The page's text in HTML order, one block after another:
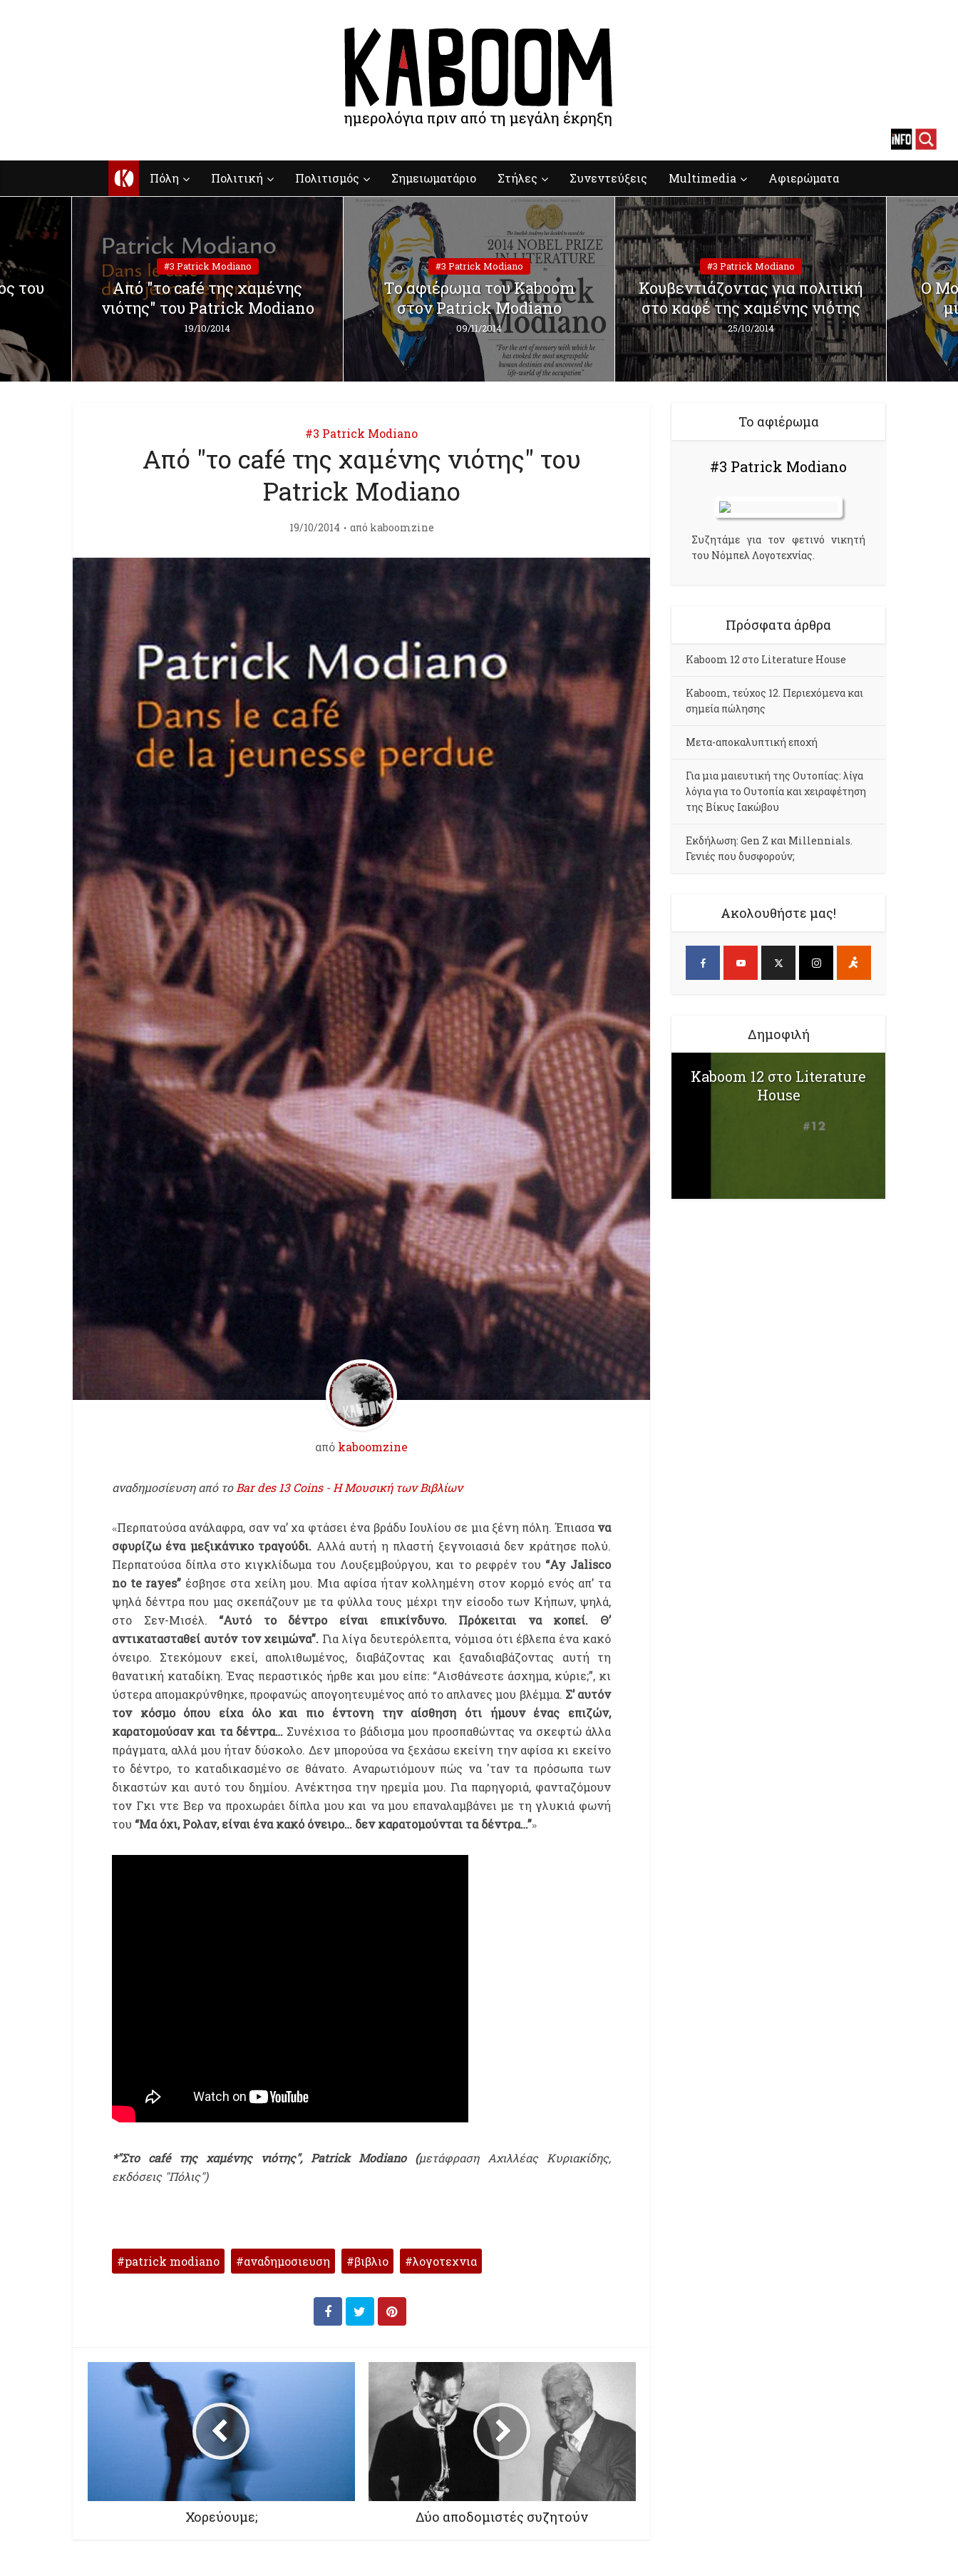
Κ Πόλη Πολιτική Πολιτισμός Σημειωματάριο Στήλες Συνεντεύξεις Multimedia Αφιερώματα
του
#3 Patrick Modiano
Από "το café της χαμένης
νιότης" του Patrick Modiano
19/10/2014
#3 Patrick Modiano
To αφιέρωμα του Kaboom
στον Patrick Modiano
09/11/2014
#3 Patrick Modiano
Κουβεντιάζοντας για πολιτική
στο καφέ της χαμένης νιότης
25/10/2014
Ο
#3 Patrick Modiano
Από "το café της χαμένης νιότης" του
Patrick Modiano
19/10/2014 από kaboomzine
από kaboomzine
αναδημοσίευση από το Bar des 13 Coins - H Μουσική των Βιβλίων
«Περπατούσα ανάλαφρα, σαν να’ χα φτάσει ένα βράδυ Ιουλίου σε μια ξένη πόλη. Έπιασα να
σφυρίζω ένα μεξικάνικο τραγούδι. Αλλά αυτή η πλαστή ξεγνοιασιά δεν κράτησε πολύ.
Περπατούσα δίπλα στο κιγκλίδωμα του Λουξεμβούργου, και το ρεφρέν του “Ay Jalisco
no te rayes” έσβησε στα χείλη μου. Μια αφίσα ήταν κολλημένη στον κορμό ενός απ’ τα
ψηλά δέντρα που μας σκεπάζουν με τα φύλλα τους μέχρι την είσοδο των Κήπων, ψηλά,
στο Σεν-Μισέλ. “Αυτό το δέντρο είναι επικίνδυνο. Πρόκειται να κοπεί. Θ’
αντικατασταθεί αυτόν τον χειμώνα”. Για λίγα δευτερόλεπτα, νόμισα ότι έβλεπα ένα κακό
όνειρο. Στεκόμουν εκεί, απολιθωμένος, διαβάζοντας και ξαναδιαβάζοντας αυτή τη
θανατική καταδίκη. Ένας περαστικός ήρθε και μου είπε: “Αισθάνεστε άσχημα, κύριε;”, κι
ύστερα απομακρύνθηκε, προφανώς απογοητευμένος από το απλανες μου βλέμμα. Σ’ αυτόν
τον κόσμο όπου είχα όλο και πιο έντονη την αίσθηση ότι ήμουν ένας επιζών,
καρατομούσαν και τα δέντρα…Συνέχισα το βάδισμα μου προσπαθώντας να σκεφτώ άλλα
πράγματα, αλλά μου ήταν δύσκολο. Δεν μπορούσα να ξεχάσω εκείνη την αφίσα κι εκείνο
το δέντρο, το καταδικασμένο σε θάνατο. Αναρωτιόμουν πώς να 'ταν τα πρόσωπα των
δικαστών και αυτό του δημίου. Ανέκτησα την ηρεμία μου. Για παρηγοριά, φανταζόμουν
τον Γκι ντε Βερ να προχωράει δίπλα μου και να μου επαναλαμβάνει με τη γλυκιά φωνή
του “Μα όχι, Ρολαν, είναι ένα κακό όνειρο… δεν καρατομούνται τα δέντρα…”»
*"Στο café της χαμένης νιότης", Patrick Modiano (μετάφραση Αχιλλέας Κυριακίδης,
εκδόσεις "Πόλις")
patrick modiano αναδημοσιευση βιβλιο λογοτεχνια
Χορεύουμε; Δύο αποδομιστές συζητούν
Το αφιέρωμα
#3 Patrick Modiano
Συζητάμε για τον φετινό νικητή
του Νόμπελ Λογοτεχνίας.
Πρόσφατα άρθρα
Kaboom 12 στο Literature House
Kaboom, τεύχος 12. Περιεχόμενα και
σημεία πώλησης
Μετα-αποκαλυπτική εποχή
Για μια μαιευτική της Ουτοπίας: λίγα
λόγια για το Ουτοπία και χειραφέτηση
της Βίκυς Ιακώβου
Εκδήλωση: Gen Z και Millennials.
Γενιές που δυσφορούν;
Ακολουθήστε μας!
Δημοφιλή
Kaboom 12 στο Literature
House